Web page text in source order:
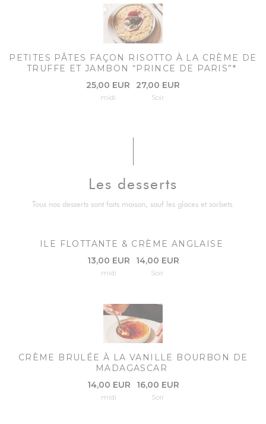
PETITES PÂTES FAÇON RISOTTO À LA CRÈME DE
TRUFFE ET JAMBON “PRINCE DE PARIS”*
25,00 EUR
midi
27,00 EUR
Soir
Les desserts
Tous nos desserts sont faits maison, sauf les glaces et sorbets.
ILE FLOTTANTE & CRÈME ANGLAISE
13,00 EUR
midi
14,00 EUR
Soir
CRÈME BRULÉE À LA VANILLE BOURBON DE
MADAGASCAR
14,00 EUR
midi
16,00 EUR
Soir